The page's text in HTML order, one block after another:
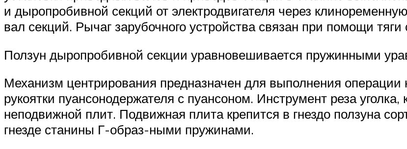
и дыропробивной секций от электродвигателя через
вал секций. Рычаг зарубочного устройства связан при помощи
Ползун дыропробивной секции уравновешивается пружинными
Механизм центрирования предназначен для выполнения
рукоятки пуансонодержателя с пуансоном. Инструмент реза
неподвижной плит. Подвижная плита крепится в гнездо ползуна
гнезде станины Г-образ-ными пружинами.